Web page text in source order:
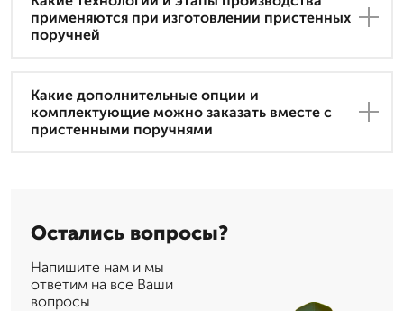
применяются при изготовлении пристенных
поручней
Какие дополнительные опции и
комплектующие можно заказать вместе с
пристенными поручнями
Остались вопросы?
Напишите нам и мы
ответим на все Ваши
вопросы